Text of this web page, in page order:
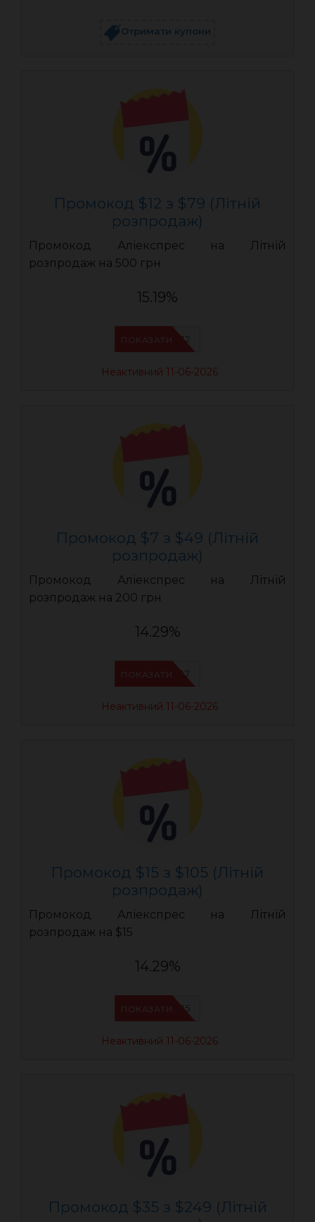
Отримати купони
Промокод $12 з $79 (Літній
розпродаж)
Промокод Аліекспрес на Літній
розпродаж на 500 грн
15.19%
AEUA12
ПОКАЗАТИ
Неактивний 11-06-2026
Промокод $7 з $49 (Літній
розпродаж)
Промокод Аліекспрес на Літній
розпродаж на 200 грн
14.29%
AEUA7
ПОКАЗАТИ
Неактивний 11-06-2026
Промокод $15 з $105 (Літній
розпродаж)
Промокод Аліекспрес на Літній
розпродаж на $15
14.29%
AEUA15
ПОКАЗАТИ
Неактивний 11-06-2026
Промокод $35 з $249 (Літній